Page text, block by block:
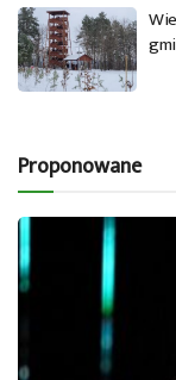
Proponowane